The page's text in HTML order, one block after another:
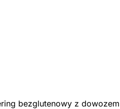
bezglutenowy z